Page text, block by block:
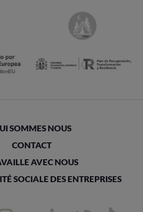
SOMMES NOUS
CONTACT
AVEC NOUS
SOCIALE DES ENTREPRISES